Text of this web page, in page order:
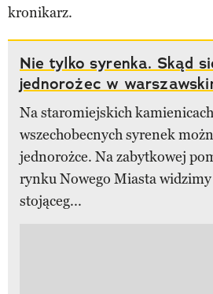
kronikarz.
Nie tylko syrenka. Skąd
jednorożec w
Na staromiejskich
wszechobecnych syrenek
jednorożce. Na zabytkowej
rynku Nowego Miasta
stojąceg...